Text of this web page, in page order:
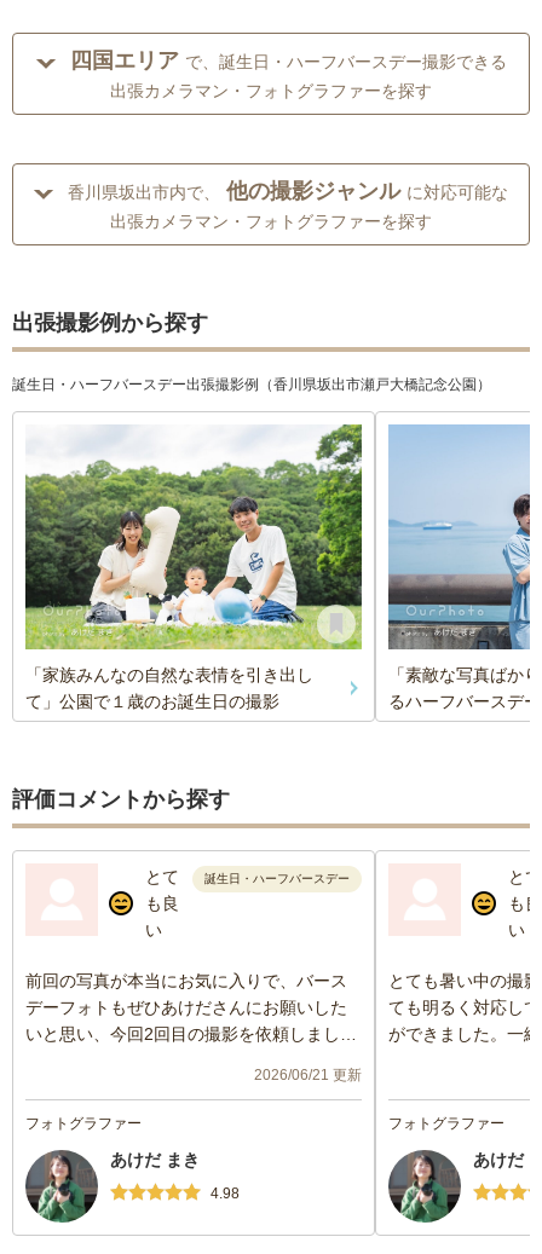
四国エリア で、誕生日・ハーフバースデー撮影できる
出張カメラマン・フォトグラファーを探す
香川県坂出市内で、 他の撮影ジャンル に対応可能な
出張カメラマン・フォトグラファーを探す
出張撮影例から探す
誕生日・ハーフバースデー出張撮影例（香川県坂出市瀬戸大橋記念公園）
「家族みんなの自然な表情を引き出し
て」公園で１歳のお誕生日の撮影
「素敵な写真ばか
るハーフバースデ
評価コメントから探す
とて
も良
い
誕生日・ハーフバースデー
前回の写真が本当にお気に入りで、バース
デーフォトもぜひあけださんにお願いした
いと思い、今回2回目の撮影を依頼しまし
明るい雰囲気での撮影で、リラックスして
引き出してくださりました！また、撮影場
所に悩んでいましたが、相談させていただ
くと、とっても素敵な場所を提案してくだ
2026/06/21 更新
フォトグラファー
あけだ まき
4.98
とて
も良
い
とても暑い中の撮
ても明るく対応し
ができました。一
族で写真を残せる
最後まで丁寧に対
ました！
フォトグラファー
あけだ